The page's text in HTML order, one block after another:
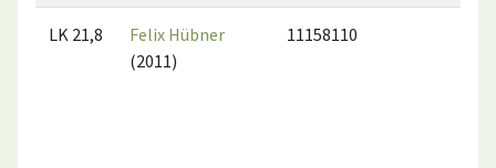
LK 21,8
Felix Hübner
(2011)
11158110